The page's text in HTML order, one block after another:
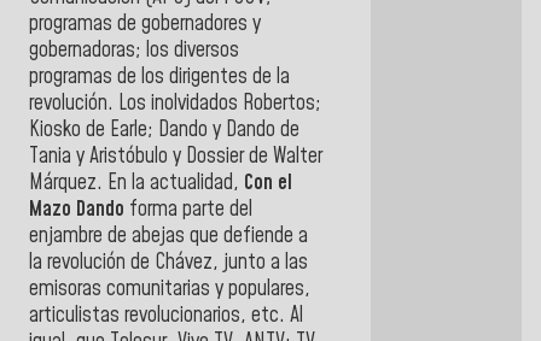
programas de gobernadores y
gobernadoras; los diversos
programas de los dirigentes de la
revolución. Los inolvidados Robertos;
Kiosko de Earle; Dando y Dando de
Tania y Aristóbulo y Dossier de Walter
Márquez. En la actualidad, Con el
Mazo Dando forma parte del
enjambre de abejas que defiende a
la revolución de Chávez, junto a las
emisoras comunitarias y populares,
articulistas revolucionarios, etc. Al